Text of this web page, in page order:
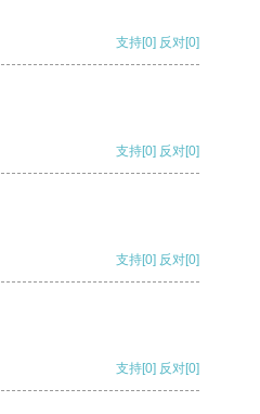
支持[0] 反对[0]
支持[0] 反对[0]
支持[0] 反对[0]
支持[0] 反对[0]